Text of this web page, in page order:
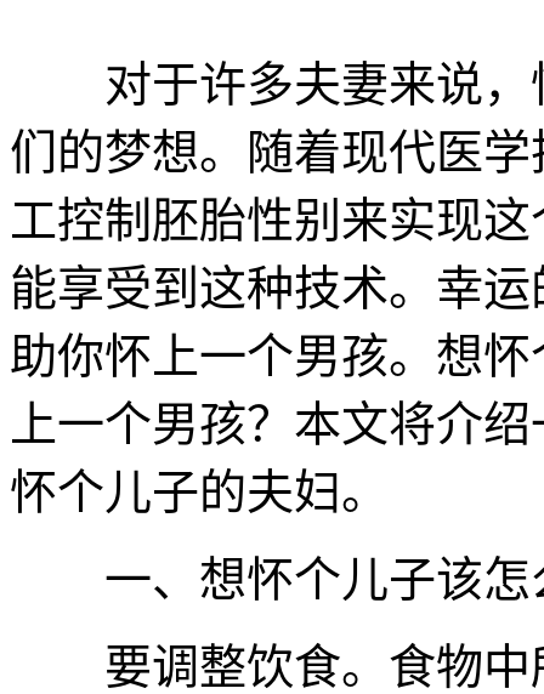
对于许多夫妻来说，
们的梦想。随着现代医
工控制胚胎性别来实现
能享受到这种技术。幸
助你怀上一个男孩。想
上一个男孩？本文将介
怀个儿子的夫妇。
一、想怀个儿子该怎
要调整饮食。食物中